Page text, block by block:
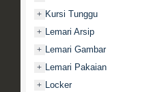
+ Kursi Tunggu
+ Lemari Arsip
+ Lemari Gambar
+ Lemari Pakaian
+ Locker